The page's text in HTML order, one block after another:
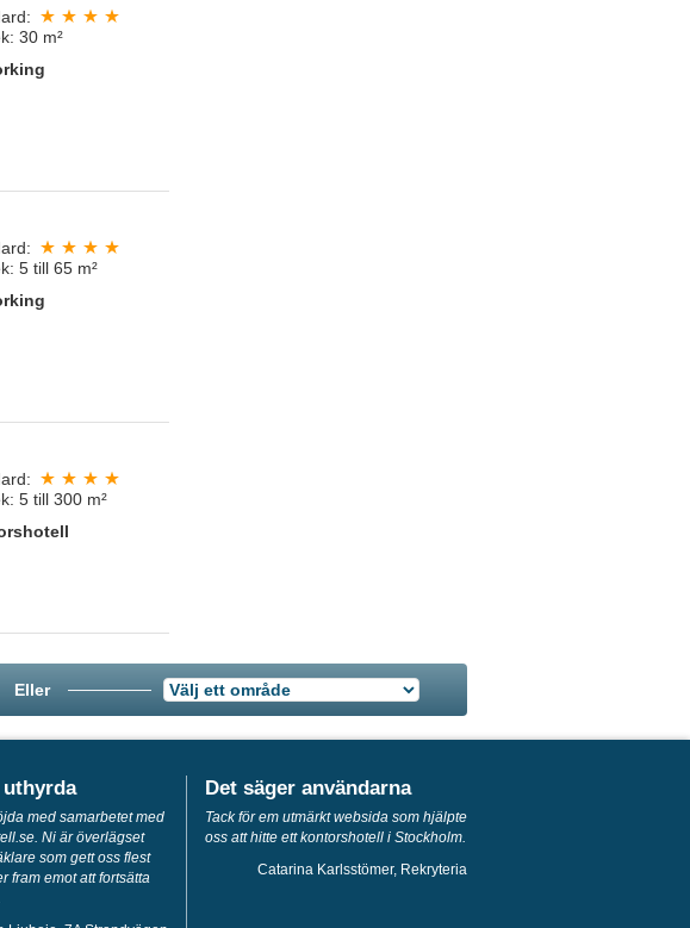
30 m²
5 till 65 m²
5 till 300 m²
Eller
uthyrda
med samarbetet med
Ni är överlägset
som gett oss flest
fram emot att fortsätta
Det säger användarna
Tack för em utmärkt websida som hjälpte
oss att hitte ett kontorshotell i Stockholm.
Catarina Karlsstömer, Rekryteria